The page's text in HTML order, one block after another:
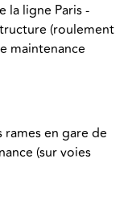
la ligne Paris -
(roulement
maintenance
en gare de
(sur voies